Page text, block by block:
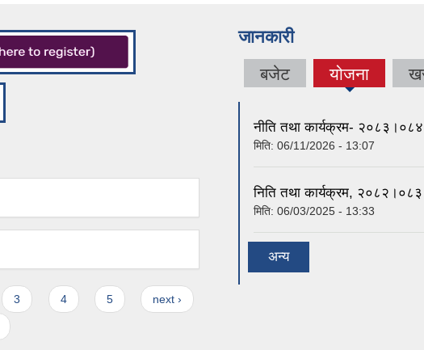
3 4 5 next ›
जानकारी
बजेट योजना
(active
नीति तथा कार्यक्रम- २०८३।०८४
मिति: 06/11/2026 - 13:07
निति तथा कार्यक्रम, २०८२।०८३
मिति: 06/03/2025 - 13:33
अन्य